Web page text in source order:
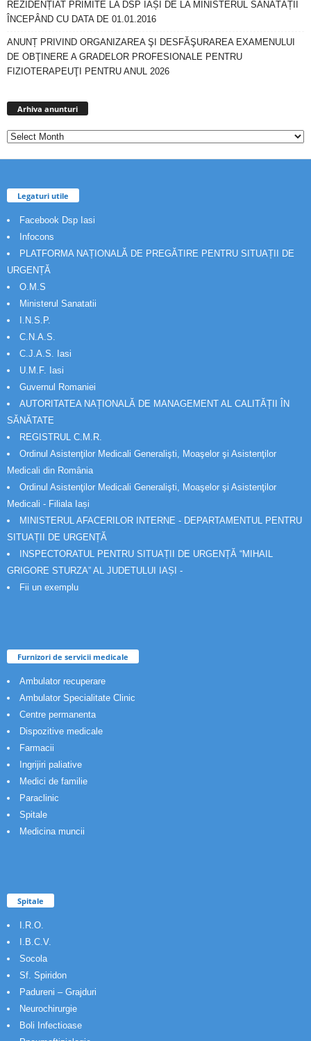
REZIDENȚIAT PRIMITE LA DSP IAȘI DE LA MINISTERUL SĂNĂTĂȚII
ÎNCEPÂND CU DATA DE 01.01.2016
ANUNȚ PRIVIND ORGANIZAREA ŞI DESFĂŞURAREA EXAMENULUI
DE OBŢINERE A GRADELOR PROFESIONALE PENTRU
FIZIOTERAPEUŢI PENTRU ANUL 2026
Arhiva anunturi
Legaturi utile
Facebook Dsp Iasi
Infocons
PLATFORMA NAȚIONALĂ DE PREGĂTIRE PENTRU SITUAȚII DE
URGENȚĂ
O.M.S
Ministerul Sanatatii
I.N.S.P.
C.N.A.S.
C.J.A.S. Iasi
U.M.F. Iasi
Guvernul Romaniei
AUTORITATEA NAȚIONALĂ DE MANAGEMENT AL CALITĂȚII ÎN
SĂNĂTATE
REGISTRUL C.M.R.
Ordinul Asistenţilor Medicali Generalişti, Moaşelor şi Asistenţilor
Medicali din România
Ordinul Asistenţilor Medicali Generalişti, Moaşelor şi Asistenţilor
Medicali - Filiala Iași
MINISTERUL AFACERILOR INTERNE - DEPARTAMENTUL PENTRU
SITUAȚII DE URGENȚĂ
INSPECTORATUL PENTRU SITUAȚII DE URGENȚĂ “MIHAIL
GRIGORE STURZA” AL JUDETULUI IAȘI -
Fii un exemplu
Furnizori de servicii medicale
Ambulator recuperare
Ambulator Specialitate Clinic
Centre permanenta
Dispozitive medicale
Farmacii
Ingrijiri paliative
Medici de familie
Paraclinic
Spitale
Medicina muncii
Spitale
I.R.O.
I.B.C.V.
Socola
Sf. Spiridon
Padureni – Grajduri
Neurochirurgie
Boli Infectioase